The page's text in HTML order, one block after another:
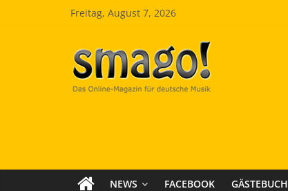
Freitag, August 7, 2026
Smago
SchlagerMAGazinOnline
NEWS FACEBOOK GÄSTEBUCH